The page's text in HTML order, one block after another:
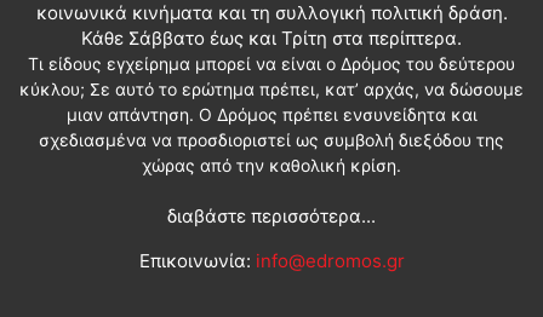
κοινωνικά κινήματα και τη συλλογική πολιτική δράση.
Κάθε Σάββατο έως και Τρίτη στα περίπτερα.
Τι είδους εγχείρημα μπορεί να είναι ο Δρόμος του δεύτερου
κύκλου; Σε αυτό το ερώτημα πρέπει, κατ’ αρχάς, να δώσουμε
μιαν απάντηση. Ο Δρόμος πρέπει ενσυνείδητα και
σχεδιασμένα να προσδιοριστεί ως συμβολή διεξόδου της
χώρας από την καθολική κρίση.
διαβάστε περισσότερα...
Επικοινωνία: info@edromos.gr